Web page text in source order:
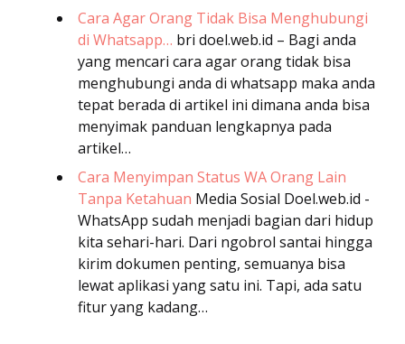
Cara Agar Orang Tidak Bisa Menghubungi
di Whatsapp… bri doel.web.id – Bagi anda
yang mencari cara agar orang tidak bisa
menghubungi anda di whatsapp maka anda
tepat berada di artikel ini dimana anda bisa
menyimak panduan lengkapnya pada
artikel…
Cara Menyimpan Status WA Orang Lain
Tanpa Ketahuan Media Sosial Doel.web.id -
WhatsApp sudah menjadi bagian dari hidup
kita sehari-hari. Dari ngobrol santai hingga
kirim dokumen penting, semuanya bisa
lewat aplikasi yang satu ini. Tapi, ada satu
fitur yang kadang…